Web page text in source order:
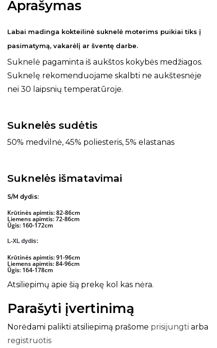
Aprašymas
Labai madinga kokteilinė suknelė moterims puikiai tiks į
pasimatymą, vakarėlį ar šventę darbe.
Suknelė pagaminta iš aukštos kokybės medžiagos.
Suknelę rekomenduojame skalbti ne aukštesnėje
nei 30 laipsnių temperatūroje.
Suknelės sudėtis
50% medvilnė, 45% poliesteris, 5% elastanas
Suknelės išmatavimai
S/M dydis:
Krūtinės apimtis: 82-86cm
Liemens apimtis: 72-86cm
Ūgis: 160-172cm
L-XL dydis:
Krūtinės apimtis: 91-96cm
Liemens apimtis: 84-96cm
Ūgis: 164-178cm
Atsiliepimų apie šią prekę kol kas nėra.
Parašyti įvertinimą
Norėdami palikti atsiliepimą prašome prisijungti arba
registruotis